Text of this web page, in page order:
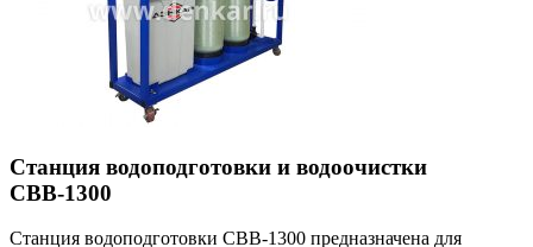
Станция водоподготовки и водоочистки
СВВ-1300
Станция водоподготовки СВВ-1300 предназначена для